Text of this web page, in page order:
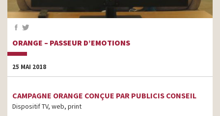
ORANGE – PASSEUR D’EMOTIONS
25 MAI 2018
CAMPAGNE ORANGE CONÇUE PAR PUBLICIS CONSEIL
Dispositif TV, web, print